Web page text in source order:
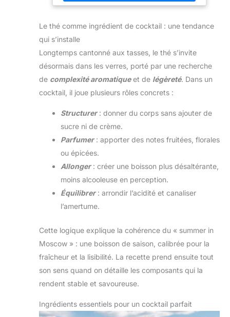
générations, cette communauté partage les mêmes
d’Absolut vodka est fabriquée avec plus de 50% de
SES NOTES RICHES, CORSEES ET COMPLEXES tout
en restant souple et moelleuse avec un goût prononcé
de céréale, suivi d’une pointe de fruits secs. LA
VODKA ABSOLUT SE DEGUSTE PARFAITEMENT EN
COCKTAILS : Absolut Mule : 4,5 cl d’Absolut Vodka
1,5cl de jus de citron vert 12cl de Ginger Beer 1
Le thé comme ingrédient de cocktail : une tendance
qui s’installe
Longtemps cantonné aux tasses, le thé s’invite
désormais dans les verres, porté par une recherche
de complexité aromatiqueet de légèreté. Dans un
cocktail, il joue plusieurs rôles concrets :
Structurer: donner du corps sans ajouter de
sucre ni de crème.
Parfumer: apporter des notes fruitées, florales
ou épicées.
Allonger: créer une boisson plus désaltérante,
moins alcooleuse en perception.
Équilibrer: arrondir l’acidité et canaliser
l’amertume.
Cette logique explique la cohérence du « summer in
Moscow » : une boisson de saison, calibrée pour la
fraîcheur et la lisibilité. La recette prend ensuite tout
son sens quand on détaille les composants qui la
rendent stable et savoureuse.
Ingrédients essentiels pour un cocktail parfait